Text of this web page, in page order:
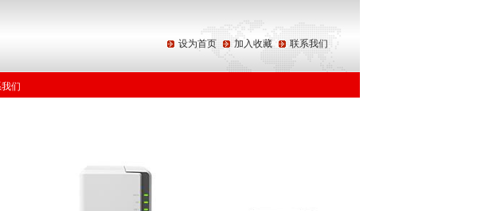
设为首页 加入收藏 联系我们
们
们